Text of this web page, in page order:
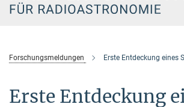
Forschungsmeldungen Erste Entdeckung eines Strahlungsausbruchs im mittleren
Erste Entdeckung